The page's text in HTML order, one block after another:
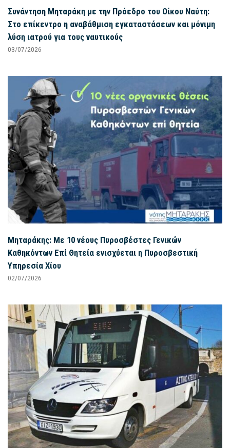
Συνάντηση Μηταράκη με την Πρόεδρο του Οίκου Ναύτη:
Στο επίκεντρο η αναβάθμιση εγκαταστάσεων και μόνιμη
λύση ιατρού για τους ναυτικούς
03/07/2026
Μηταράκης: Με 10 νέους Πυροσβέστες Γενικών
Καθηκόντων Επί Θητεία ενισχύεται η Πυροσβεστική
Υπηρεσία Χίου
02/07/2026